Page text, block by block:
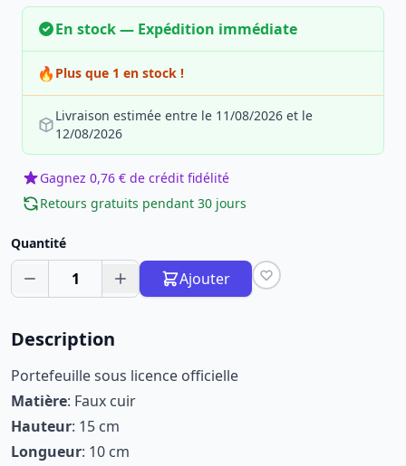
En stock — Expédition immédiate
🔥 Plus que 1 en stock !
Livraison estimée entre le 11/08/2026 et le
12/08/2026
Gagnez 0,76 € de crédit fidélité
Retours gratuits pendant 30 jours
Quantité
1 Ajouter
Description
Portefeuille sous licence officielle
Matière: Faux cuir
Hauteur: 15 cm
Longueur: 10 cm